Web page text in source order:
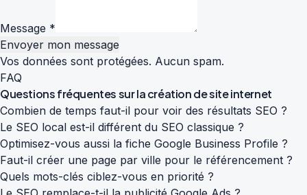
Message *
Envoyer mon message
Vos données sont protégées. Aucun spam.
FAQ
Questions fréquentes sur lacréation de site internet
Combien de temps faut-il pour voir des résultats SEO ?
Le SEO local est-il différent du SEO classique ?
Optimisez-vous aussi la fiche Google Business Profile ?
Faut-il créer une page par ville pour le référencement ?
Quels mots-clés ciblez-vous en priorité ?